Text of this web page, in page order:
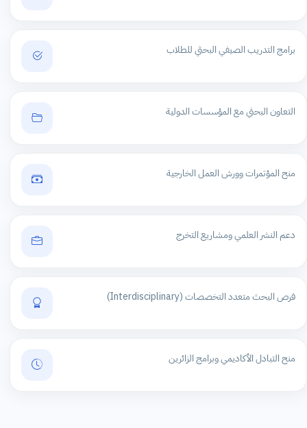
برامج التدريب الصيفي البحثي للطلاب
التعاون البحثي مع المؤسسات الدولية
منح المؤتمرات وورش العمل الخارجية
دعم النشر العلمي ومشاريع التخرج
فرص البحث متعدد التخصصات (Interdisciplinary)
منح التبادل الأكاديمي وبرامج الزائرين